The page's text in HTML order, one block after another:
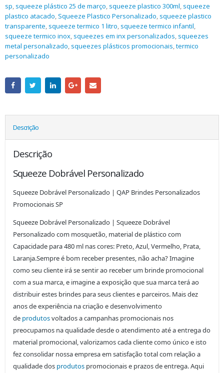
sp, squeeze plástico 25 de março, squeeze plastico 300ml, squeeze
plastico atacado, Squeeze Plastico Personalizado, squeeze plastico
transparente, squeeze termico 1 litro, squeeze termico infantil,
squeeze termico inox, squeezes em inx personalizados, squeezes
metal personalizado, squeezes plásticos promocionais,termico
personalizado
Descrição
Descrição
Squeeze Dobrável Personalizado
Squeeze Dobrável Personalizado | QAP Brindes Personalizados
Promocionais SP
Squeeze Dobrável Personalizado | Squeeze Dobrável
Personalizado com mosquetão, material de plástico com
Capacidade para 480 ml nas cores: Preto, Azul, Vermelho, Prata,
Laranja.Sempre é bom receber presentes, não acha? Imagine
como seu cliente irá se sentir ao receber um brinde promocional
com a sua marca, e imagine a exposição que sua marca terá ao
distribuir estes brindes para seus clientes e parceiros. Mais dez
anos de experiência na criação e desenvolvimento
de produtosvoltados a campanhas promocionais nos
preocupamos na qualidade desde o atendimento até a entrega do
material promocional, valorizamos cada cliente como único e isto
fez consolidar nossa empresa em satisfação total com relação a
qualidade dos produtos promocionais e prazos de entrega. Aqui